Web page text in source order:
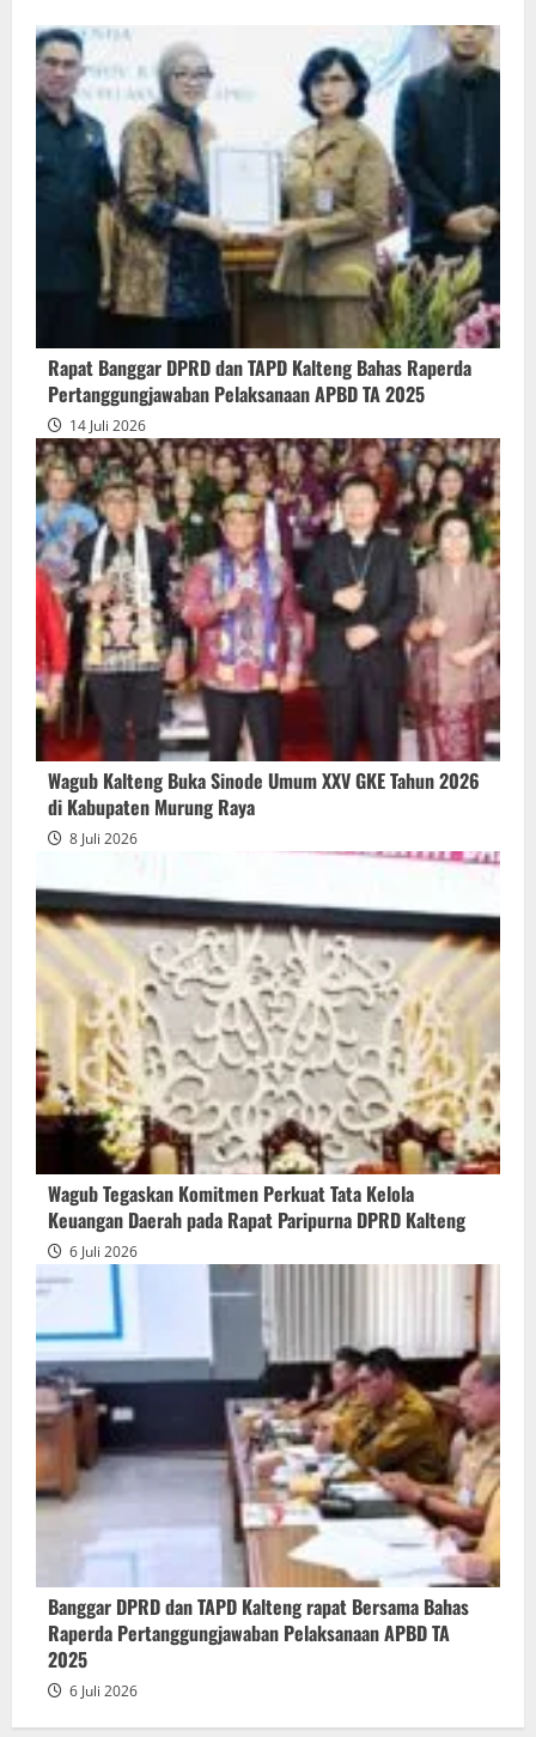
about
Rapur
Penyampaian
Pendapat
Akhir
Gubernur
atas
Persetujuan
Bersama
Raperda
Pertanggungjawaban
Pelaksanaan
APBD
2025
Rapat Banggar DPRD dan TAPD Kalteng Bahas Raperda
Pertanggungjawaban Pelaksanaan APBD TA 2025
14 Juli 2026
Wagub Kalteng Buka Sinode Umum XXV GKE Tahun 2026
di Kabupaten Murung Raya
8 Juli 2026
Wagub Tegaskan Komitmen Perkuat Tata Kelola
Keuangan Daerah pada Rapat Paripurna DPRD Kalteng
6 Juli 2026
Banggar DPRD dan TAPD Kalteng rapat Bersama Bahas
Raperda Pertanggungjawaban Pelaksanaan APBD TA
2025
6 Juli 2026